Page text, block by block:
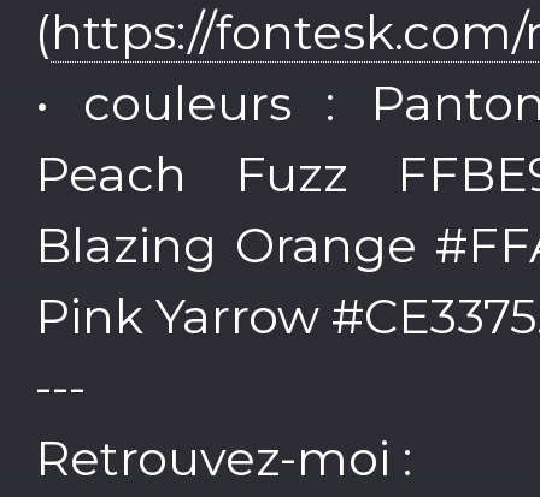
(https://
• couleurs :
Peach Fuzz
Blazing Orange
Pink Yarrow
---
Retrouvez-moi :